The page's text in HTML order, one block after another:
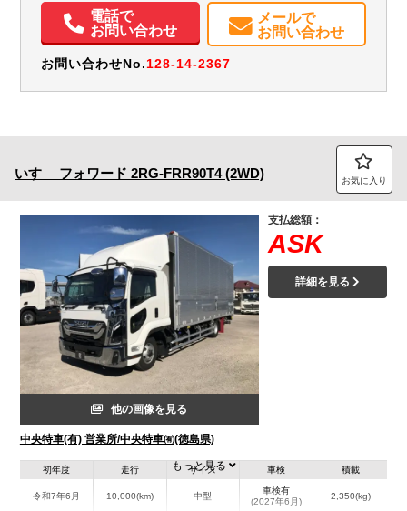
エアコン パワステ パワーウィンドウ ABS エアバッグ
集中ドアロック
電動格納ミラー
ETC バックモニター 取扱説明書（一部含む）
電話で
お問い合わせ
メールで
お問い合わせ
お問い合わせNo.128-14-2367
いすゞ フォワード 2RG-FRR90T4 (2WD) お気に入り
他の画像を見る
中央特車(有) 営業所/中央特車㈲(徳島県)
支払総額：
ASK
詳細を見る
初年度
令和7年6月
走行
10,000(km)
サイズ
中型
車検
車検有
(2027年6月)
積載
2,350(kg)
もっと見る